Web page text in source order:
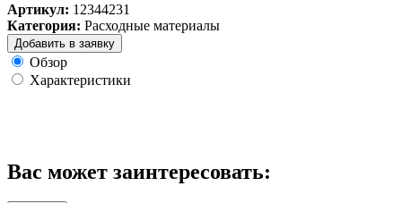
Артикул: 12344231
Категория: Расходные материалы
Добавить в заявку
Обзор
Характеристики
Вас может заинтересовать: